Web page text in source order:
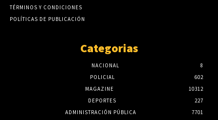
TÉRMINOS Y CONDICIONES
POLÍTICAS DE PUBLICACIÓN
Categorias
NACIONAL
8
POLICIAL
602
MAGAZINE
10312
DEPORTES
227
ADMINISTRACIÓN PÚBLICA
7701